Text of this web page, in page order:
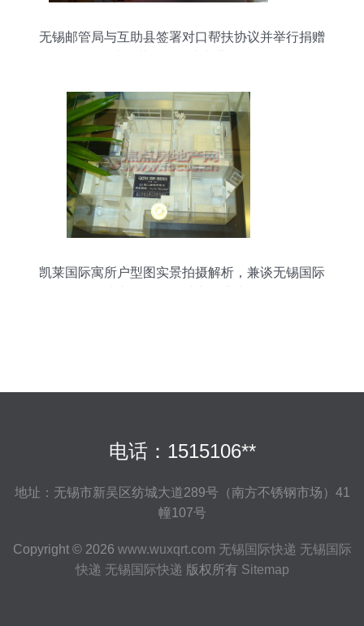
无锡邮管局与互助县签署对口帮扶协议并举行捐赠
凯莱国际寓所户型图实景拍摄解析，兼谈无锡国际
电话：1515106**
地址：无锡市新吴区纺城大道289号（南方不锈钢市场）41
幢107号
Copyright © 2026 www.wuxqrt.com 无锡国际快递 无锡国际
快递 无锡国际快递 版权所有 Sitemap